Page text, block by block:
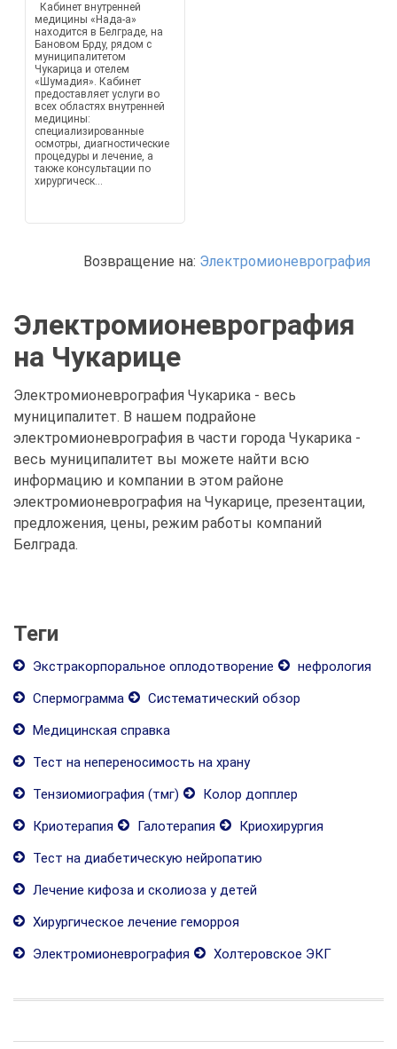
Кабинет внутренней
медицины «Нада-а»
находится в Белграде, на
Бановом Брду, рядом с
муниципалитетом
Чукарица и отелем
«Шумадия». Кабинет
предоставляет услуги во
всех областях внутренней
медицины:
специализированные
осмотры, диагностические
процедуры и лечение, а
также консультации по
хирургическ...
Возвращение на: Электромионеврография
Электромионеврография
на Чукарице
Электромионеврография Чукарика - весь
муниципалитет. В нашем подрайоне
электромионеврография в части города Чукарика -
весь муниципалитет вы можете найти всю
информацию и компании в этом районе
электромионеврография на Чукарице, презентации,
предложения, цены, режим работы компаний
Белграда.
Теги
Экстракорпоральное оплодотворение
нефрология
Спермограмма
Систематический обзор
Медицинская справка
Тест на непереносимость на храну
Тензиомиография (тмг)
Колор допплер
Криотерапия
Галотерапия
Криохирургия
Тест на диабетическую нейропатию
Лечение кифоза и сколиоза у детей
Хирургическое лечение геморроя
Электромионеврография
Холтеровское ЭКГ